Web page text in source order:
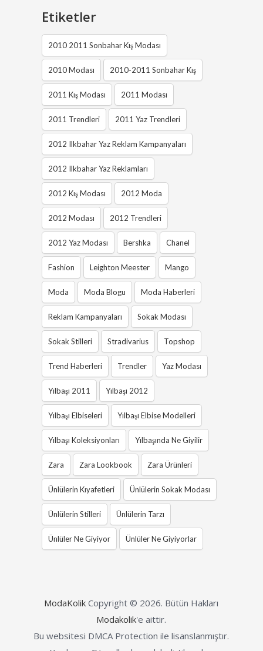
Etiketler
2010 2011 Sonbahar Kış Modası
2010 Modası 2010-2011 Sonbahar Kış
2011 Kış Modası 2011 Modası
2011 Trendleri 2011 Yaz Trendleri
2012 Ilkbahar Yaz Reklam Kampanyaları
2012 Ilkbahar Yaz Reklamları
2012 Kış Modası 2012 Moda
2012 Modası 2012 Trendleri
2012 Yaz Modası Bershka Chanel
Fashion Leighton Meester Mango
Moda Moda Blogu Moda Haberleri
Reklam Kampanyaları Sokak Modası
Sokak Stilleri Stradivarius Topshop
Trend Haberleri Trendler Yaz Modası
Yılbaşı 2011 Yılbaşı 2012
Yılbaşı Elbiseleri Yılbaşı Elbise Modelleri
Yılbaşı Koleksiyonları Yılbaşında Ne Giyilir
Zara Zara Lookbook Zara Ürünleri
Ünlülerin Kıyafetleri Ünlülerin Sokak Modası
Ünlülerin Stilleri Ünlülerin Tarzı
Ünlüler Ne Giyiyor Ünlüler Ne Giyiyorlar
ModaKolik Copyright © 2026. Bütün Hakları
Modakolik'e aittir.
Bu websitesi DMCA Protection ile lisanslanmıştır.